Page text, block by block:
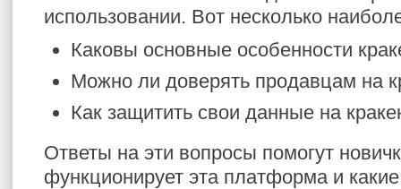
использовании. Вот несколько
Каковы основные особенности
Можно ли доверять продавцам на
Как защитить свои данные на
Ответы на эти вопросы помогут
функционирует эта платформа и